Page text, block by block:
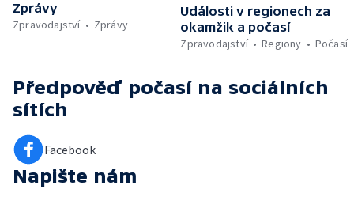
Zprávy
Zpravodajství
Zprávy
Události v regionech za
okamžik a počasí
Zpravodajství
Regiony Počasí
Předpověď počasí na sociálních
sítích
Facebook
Napište nám